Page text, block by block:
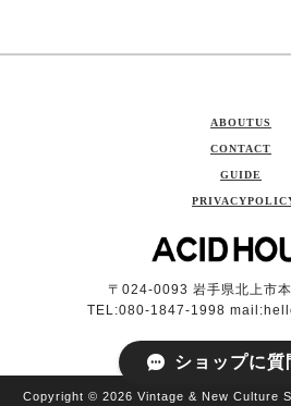
ABOUTUS
CONTACT
GUIDE
〒024-0093 岩手県北上市
TEL:080-1847-1998 mail:
Copyright © 2026 Vintage & New Culture
ショップに質